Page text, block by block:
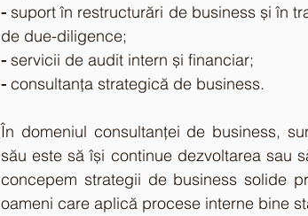
- suport în restructurări de business și în
de due-diligence;
- servicii de audit intern și financiar;
- consultanța strategică de business.
În domeniul consultanței de business,
său este să își continue dezvoltarea sau
concepem strategii de business solide
oameni care aplică procese interne bine